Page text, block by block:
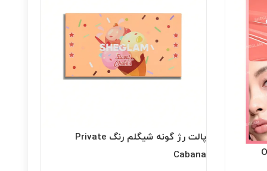
پالت رژ گونه شیگلم رنگ Private
Cabana